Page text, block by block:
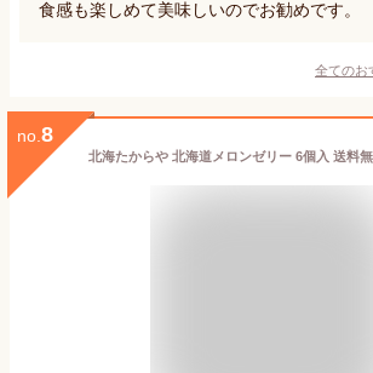
食感も楽しめて美味しいのでお勧めです。
全てのお
no. 8